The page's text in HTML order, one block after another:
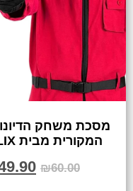
מסכת משחק
המקורית מבית NETFLIX
₪60.00